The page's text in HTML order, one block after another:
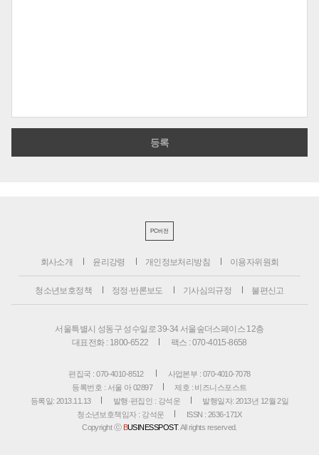
PC버전
회사소개 윤리강령 개인정보처리방침 이용자위원회
청소년보호정책 정정·반론보도 기사심의규정 불편신고
서울특별시 성동구 성수일로 39-34 서울숲더스페이스 12층
대표전화 : 1800-6522
팩스 : 070-4015-8658
편집국 : 070-4010-8512
사업본부 : 070-4010-7078
등록번호 : 서울 아 02897
제호 : 비즈니스포스트
등록일: 2013.11.13
발행·편집인 : 강석운
발행일자: 2013년 12월 2일
청소년보호책임자 : 강석운
ISSN : 2636-171X
Copyright ⓒ BUSINESSPOST. All rights reserved.